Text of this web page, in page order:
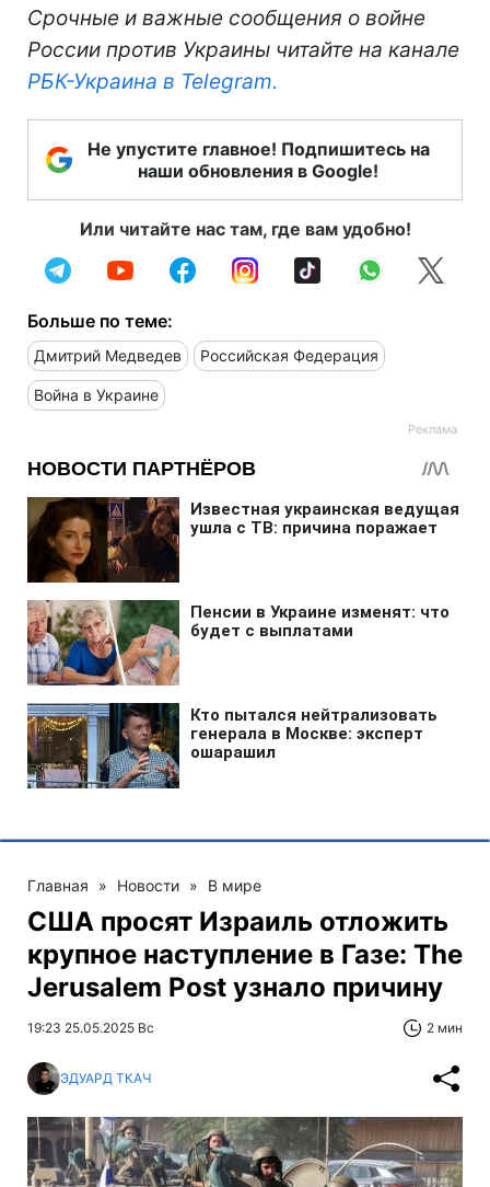
Срочные и важные сообщения о войне
России против Украины читайте на канале
РБК-Украина в Telegram.
Не упустите главное! Подпишитесь на
наши обновления в Google!
Или читайте нас там, где вам удобно!
Больше по теме:
Дмитрий Медведев Российская Федерация
Война в Украине
Главная » Новости » В мире
США просят Израиль отложить
крупное наступление в Газе: The
Jerusalem Post узнало причину
19:23 25.05.2025 Вс 2 мин
ЭДУАРД ТКАЧ